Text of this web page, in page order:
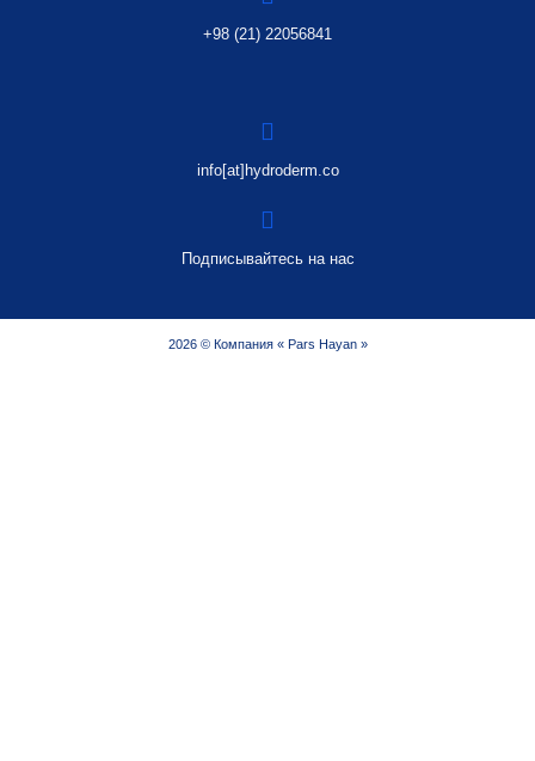
+98 (21) 22056841
info[at]hydroderm.co
Подписывайтесь на нас
2026 © Компания « Pars Hayan »